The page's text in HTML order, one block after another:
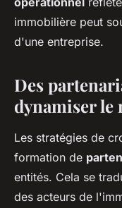
immobilière peut
d'une entreprise.
Des
dynamiser le
Les stratégies de
formation de
entités. Cela se
des acteurs de